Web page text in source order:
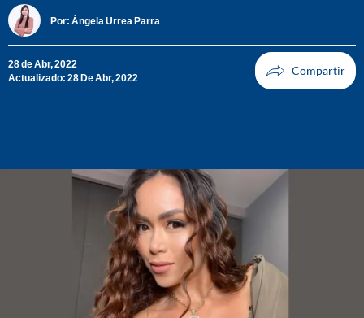
Por: Ángela Urrea Parra
28 de Abr, 2022
Actualizado: 28 De Abr, 2022